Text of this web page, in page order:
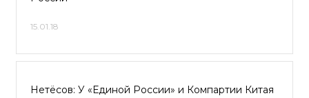
15.01.18
Нетёсов: У «Единой России» и Компартии Китая